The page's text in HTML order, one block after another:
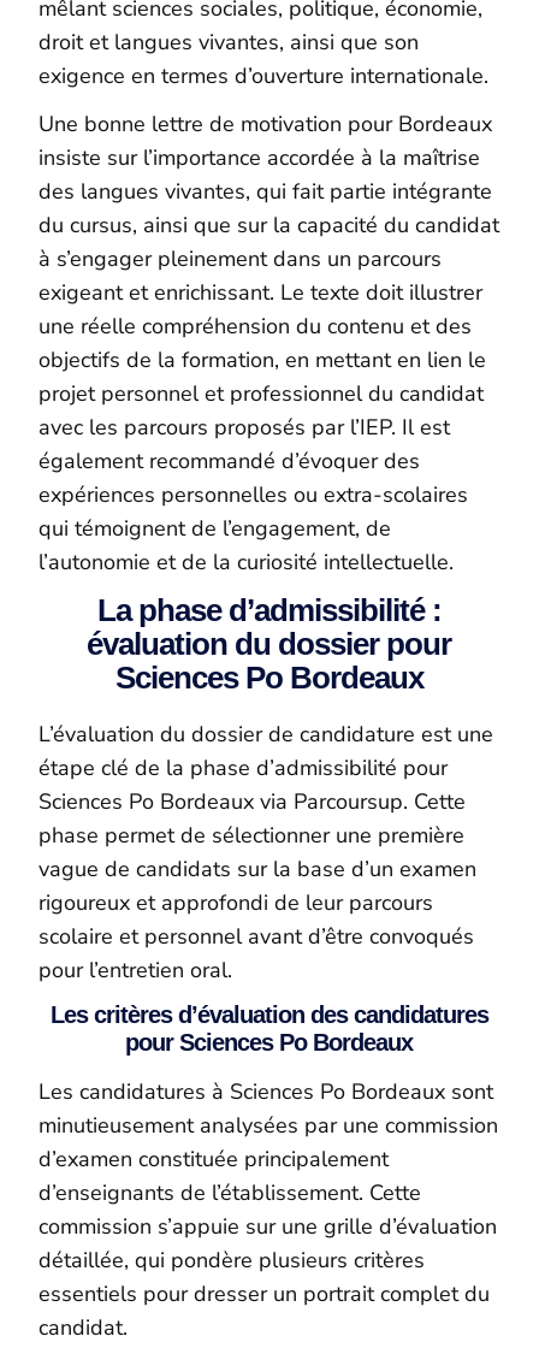
mêlant sciences sociales, politique, économie,
droit et langues vivantes, ainsi que son
exigence en termes d’ouverture internationale.
Une bonne lettre de motivation pour Bordeaux
insiste sur l’importance accordée à la maîtrise
des langues vivantes, qui fait partie intégrante
du cursus, ainsi que sur la capacité du candidat
à s’engager pleinement dans un parcours
exigeant et enrichissant. Le texte doit illustrer
une réelle compréhension du contenu et des
objectifs de la formation, en mettant en lien le
projet personnel et professionnel du candidat
avec les parcours proposés par l’IEP. Il est
également recommandé d’évoquer des
expériences personnelles ou extra-scolaires
qui témoignent de l’engagement, de
l’autonomie et de la curiosité intellectuelle.
La phase d’admissibilité :
évaluation du dossier pour
Sciences Po Bordeaux
L’évaluation du dossier de candidature est une
étape clé de la phase d’admissibilité pour
Sciences Po Bordeaux via Parcoursup. Cette
phase permet de sélectionner une première
vague de candidats sur la base d’un examen
rigoureux et approfondi de leur parcours
scolaire et personnel avant d’être convoqués
pour l’entretien oral.
Les critères d’évaluation des candidatures
pour Sciences Po Bordeaux
Les candidatures à Sciences Po Bordeaux sont
minutieusement analysées par une commission
d’examen constituée principalement
d’enseignants de l’établissement. Cette
commission s’appuie sur une grille d’évaluation
détaillée, qui pondère plusieurs critères
essentiels pour dresser un portrait complet du
candidat.